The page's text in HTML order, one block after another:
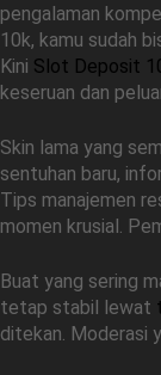
pengalaman
10k, kamu sudah
Kini Slot Deposit
keseruan dan
Skin lama yang
sentuhan baru,
Tips manajemen
momen krusial.
Buat yang sering
tetap stabil lewat
ditekan. Moderasi